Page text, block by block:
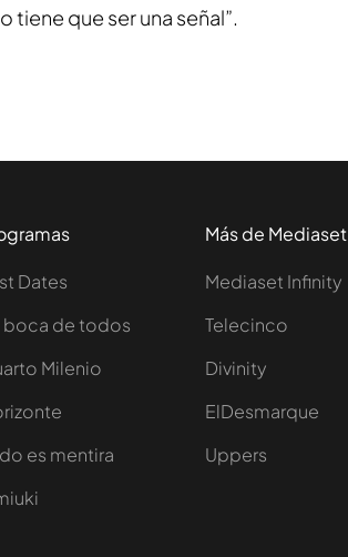
tiene que ser una señal”.
Dates
boca de todos
Milenio
es mentira
Más de Mediaset
Mediaset Infinity
Telecinco
Divinity
ElDesmarque
Uppers